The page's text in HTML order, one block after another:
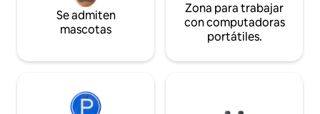
Se admiten
mascotas
Zona para trabajar
con computadoras
portátiles.